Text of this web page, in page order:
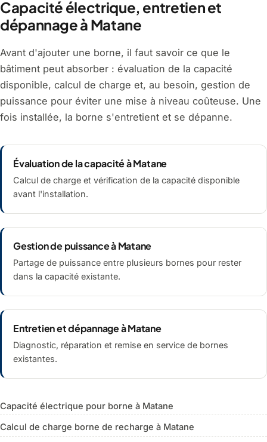
Capacité électrique, entretien et
dépannage à Matane
Avant d'ajouter une borne, il faut savoir ce que le
bâtiment peut absorber : évaluation de la capacité
disponible, calcul de charge et, au besoin, gestion de
puissance pour éviter une mise à niveau coûteuse. Une
fois installée, la borne s'entretient et se dépanne.
Évaluation de la capacité à Matane
Calcul de charge et vérification de la capacité disponible
avant l'installation.
Gestion de puissance à Matane
Partage de puissance entre plusieurs bornes pour rester
dans la capacité existante.
Entretien et dépannage à Matane
Diagnostic, réparation et remise en service de bornes
existantes.
Capacité électrique pour borne à Matane
Calcul de charge borne de recharge à Matane